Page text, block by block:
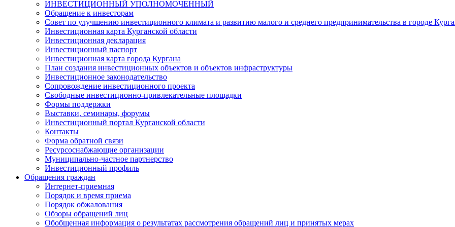
ИНВЕСТИЦИОННЫЙ УПОЛНОМОЧЕННЫЙ
Обращение к инвесторам
Совет по улучшению инвестиционного климата и развитию малого и среднего предпринимательства в городе
Инвестиционная карта Курганской области
Инвестиционная декларация
Инвестиционный паспорт
Инвестиционная карта города Кургана
План создания инвестиционных объектов и объектов инфраструктуры
Инвестиционное законодательство
Сопровождение инвестиционного проекта
Свободные инвестиционно-привлекательные площадки
Формы поддержки
Выставки, семинары, форумы
Инвестиционный портал Курганской области
Контакты
Форма обратной связи
Ресурсоснабжающие организации
Муниципально-частное партнерство
Инвестиционный профиль
Обращения граждан
Интернет-приемная
Порядок и время приема
Порядок обжалования
Обзоры обращений лиц
Обобщенная информация о результатах рассмотрения обращений лиц и принятых мерах